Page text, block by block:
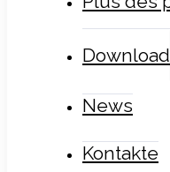
Download
News
Kontakte